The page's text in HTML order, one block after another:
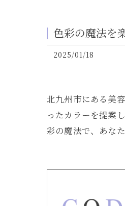
色彩の魔法を
2025/01/18
北九州市にある美
ったカラーを提案
彩の魔法で、あな